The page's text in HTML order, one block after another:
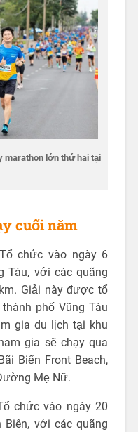
marathon lớn thứ hai tại
cuối năm
Tổ chức vào ngày 6
Tàu, với các quãng
Giải này được tổ
phố Vũng Tàu
gia du lịch tại khu
gia sẽ chạy qua
Biển Front Beach,
Mẹ Nữ.
chức vào ngày 20
với các quãng